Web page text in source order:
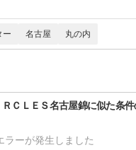
ー 名古屋 丸の内
ＲＣＬＥＳ名古屋錦に似た条
ラーが発生しました